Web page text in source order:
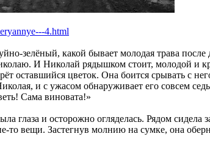
4.html
зелёный, какой бывает молодая трава
И Николай рядышком стоит, молодой и
оставшийся цветок. Она боится срывать с
и с ужасом обнаруживает его совсем
Сама виновата!»
глаза и осторожно огляделась. Рядом
то вещи. Застегнув молнию на сумке, она